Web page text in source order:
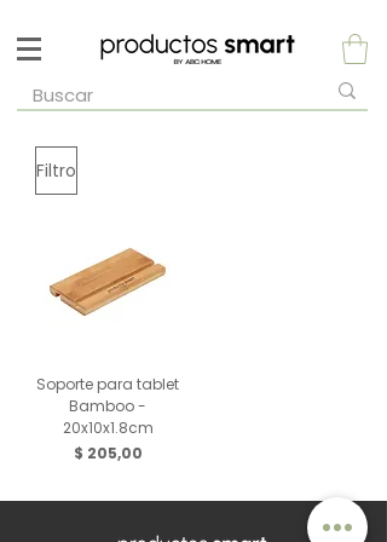
Filtro
Soporte para tablet
Bamboo -
20x10x1.8cm
Precio
$ 205,00